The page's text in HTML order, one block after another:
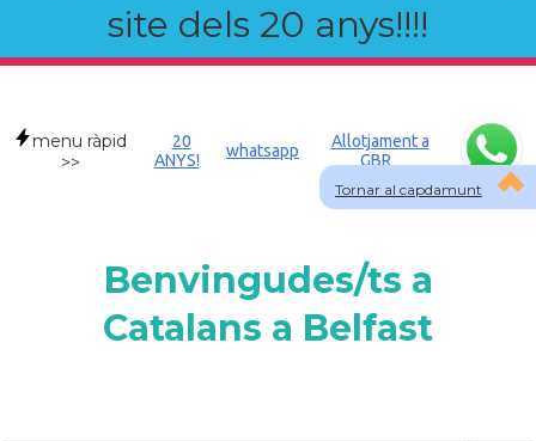
site dels 20 anys!!!!
Tornar al capdamunt
menu ràpid
>>
20
ANYS!
whatsapp
Allotjament a
GBR
Benvingudes/ts a
Catalans a Belfast